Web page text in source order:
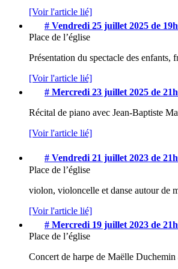
[Voir l'article lié]
# Vendredi 25 juillet 2025 de
Place de l’église
Présentation du spectacle des enfants,
[Voir l'article lié]
# Mercredi 23 juillet 2025 de
Récital de piano avec Jean-Baptiste
[Voir l'article lié]
# Vendredi 21 juillet 2023 de
Place de l’église
violon, violoncelle et danse autour de
[Voir l'article lié]
# Mercredi 19 juillet 2023 de
Place de l’église
Concert de harpe de Maëlle